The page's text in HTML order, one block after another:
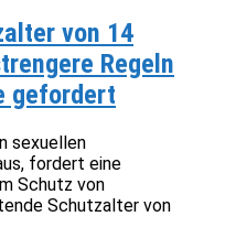
von 14
Regeln
gefordert
sexuellen
fordert eine
Schutz von
Schutzalter von